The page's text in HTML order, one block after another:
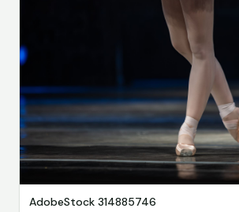
AdobeStock 314885746